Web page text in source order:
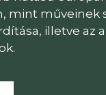
mint műveinek
illetve az